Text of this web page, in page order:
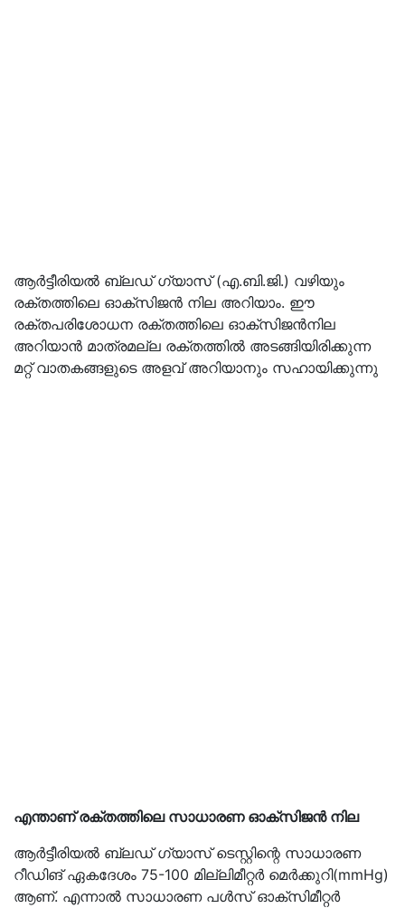
ആർട്ടീരിയൽ ബ്ലഡ് ഗ്യാസ് (എ.ബി.ജി.) വഴിയും
രക്തത്തിലെ ഓക്സിജൻ നില അറിയാം. ഈ
രക്തപരിശോധന രക്തത്തിലെ ഓക്സിജൻനില
അറിയാൻ മാത്രമല്ല രക്തത്തിൽ അടങ്ങിയിരിക്കുന്ന
മറ്റ് വാതകങ്ങളുടെ അളവ് അറിയാനും സഹായിക്കുന്നു
എന്താണ് രക്തത്തിലെ സാധാരണ ഓക്സിജൻ നില
ആർട്ടീരിയൽ ബ്ലഡ് ഗ്യാസ് ടെസ്റ്റിന്റെ സാധാരണ
റീഡിങ് ഏകദേശം 75-100 മില്ലിമീറ്റർ മെർക്കുറി(mmHg)
ആണ്. എന്നാൽ സാധാരണ പൾസ് ഓക്സിമീറ്റർ